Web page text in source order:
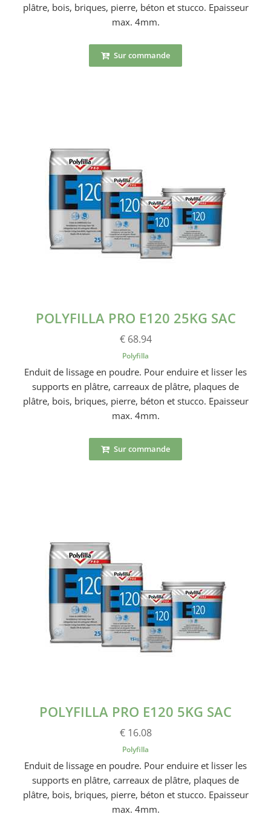
plâtre, bois, briques, pierre, béton et stucco. Epaisseur
max. 4mm.
Sur commande
POLYFILLA PRO E120 25KG SAC
€ 68.94
Polyfilla
Enduit de lissage en poudre. Pour enduire et lisser les
supports en plâtre, carreaux de plâtre, plaques de
plâtre, bois, briques, pierre, béton et stucco. Epaisseur
max. 4mm.
Sur commande
POLYFILLA PRO E120 5KG SAC
€ 16.08
Polyfilla
Enduit de lissage en poudre. Pour enduire et lisser les
supports en plâtre, carreaux de plâtre, plaques de
plâtre, bois, briques, pierre, béton et stucco. Epaisseur
max. 4mm.